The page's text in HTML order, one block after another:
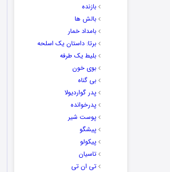
بازنده
بالش ها
بامداد خمار
برتا: داستان یک اسلحه
بلیط یک‌‌ طرفه
بوی خون
بی گناه
پدر گواردیولا
پدرخوانده
پوست شیر
پیشگو
پیکولو
تاسیان
تی ان تی